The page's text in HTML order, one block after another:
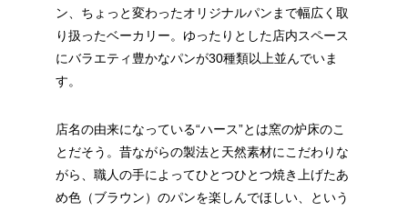
ン、ちょっと変わったオリジナルパンまで幅広く取
り扱ったベーカリー。ゆったりとした店内スペース
にバラエティ豊かなパンが30種類以上並んでいま
す。
店名の由来になっている“ハース”とは窯の炉床のこ
とだそう。昔ながらの製法と天然素材にこだわりな
がら、職人の手によってひとつひとつ焼き上げたあ
め色（ブラウン）のパンを楽しんでほしい、という